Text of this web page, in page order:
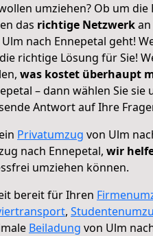
umziehen? Ob um
das richtige Netzwerk
nach Ennepetal geht!
richtige Lösung für Sie!
was kostet überhaupt
– dann wählen Sie
Antwort auf Ihre
Privatumzug von Ulm
nach Ennepetal, wir
umziehen können.
bereit für Ihren
,
Beiladung von Ulm